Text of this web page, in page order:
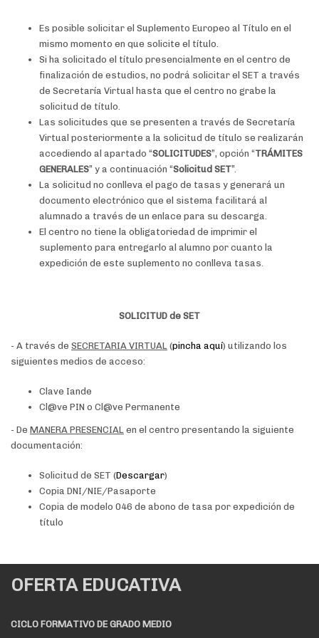
Es posible solicitar el Suplemento Europeo al Título en el
mismo momento en que solicite el título.
Si ha solicitado el título presencialmente en el centro de
finalización de estudios, no podrá solicitar el SET a través
de Secretaría Virtual hasta que el centro no grabe la
solicitud de título.
Las solicitudes que se presenten a través de Secretaría
Virtual posteriormente a la solicitud de título se realizarán
accediendo al apartado “SOLICITUDES”, opción “TRÁMITES
GENERALES” y a continuación “Solicitud SET”.
La solicitud no conlleva el pago de tasas y generará un
documento electrónico que el sistema facilitará al
alumnado a través de un enlace para su descarga.
El centro no tiene la obligatoriedad de imprimir el
suplemento para entregarlo al alumno por cuanto la
expedición de este suplemento no conlleva tasas.
SOLICITUD de SET
- A través de SECRETARIA VIRTUAL (pincha aquí) utilizando los
siguientes medios de acceso:
Clave Iande
Cl@ve PIN o Cl@ve Permanente
- De MANERA PRESENCIAL en el centro presentando la siguiente
documentación:
Solicitud de SET (Descargar)
Copia DNI/NIE/Pasaporte
Copia de modelo 046 de abono de tasa por expedición de
título
OFERTA EDUCATIVA
CICLO FORMATIVO DE GRADO MEDIO